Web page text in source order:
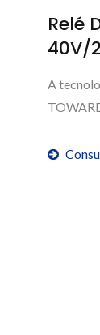
Relé
40V/
A